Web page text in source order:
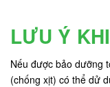
LƯU Ý
Nếu được bảo dưỡng
(chống xịt) có thể dử